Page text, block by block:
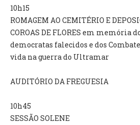
VENDA AMBULANTE
EMPREGO (GIP)
APOIO AOS DESEMPREGADOS
OFERTAS DE EMPREGO
CONTACTO E HORÁRIO GIP
10h15
ROMAGEM AO CEMITÉRIO E
COROAS DE FLORES em memória
democratas falecidos e dos
vida na guerra do Ultramar
AUDITÓRIO DA FREGUESIA
10h45
SESSÃO SOLENE